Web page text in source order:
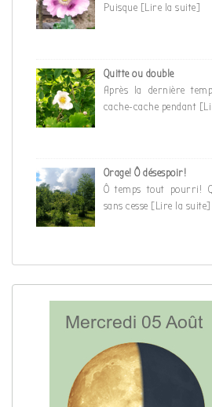
Puisque [Lire la suite]
Quitte ou double
Après la dernière
cache-cache pendant
Orage! Ô désespoir!
Ô temps tout pourri!
sans cesse [Lire la suite]